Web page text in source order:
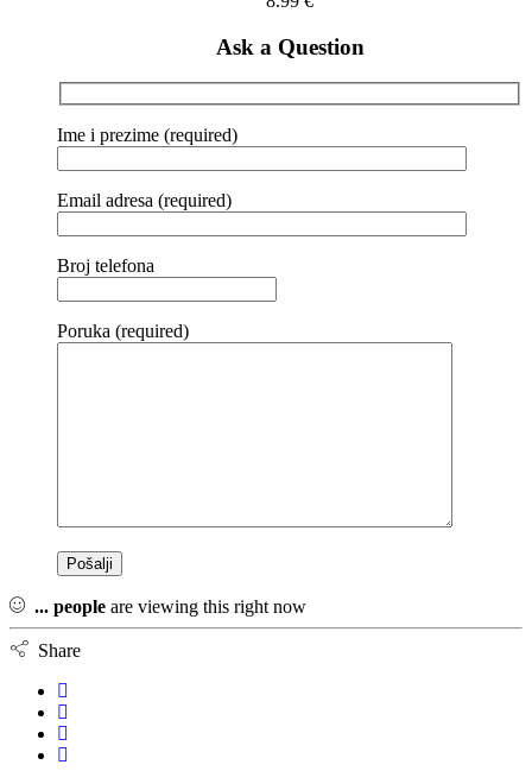
Ask a Question
Ime i prezime (required)
Email adresa (required)
Broj telefona
Poruka (required)
... people are viewing this right now
Share